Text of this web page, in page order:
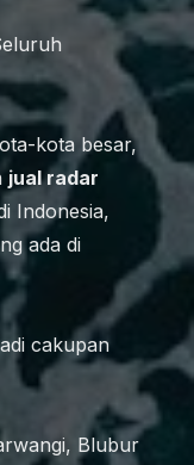
kota besar,
jual radar
Indonesia,
ada di
cakupan
Blubur